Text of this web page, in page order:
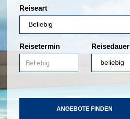
Reiseart
Reisetermin Reisedauer
ANGEBOTE FINDEN